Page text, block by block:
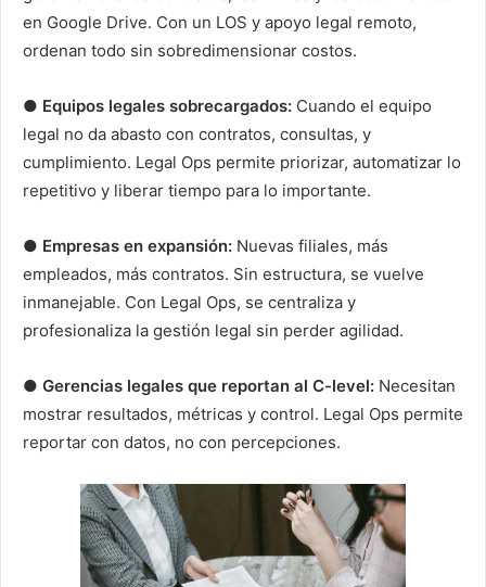
en Google Drive. Con un LOS y apoyo legal remoto,
ordenan todo sin sobredimensionar costos.
● Equipos legales sobrecargados: Cuando el equipo
legal no da abasto con contratos, consultas, y
cumplimiento. Legal Ops permite priorizar, automatizar lo
repetitivo y liberar tiempo para lo importante.
● Empresas en expansión: Nuevas filiales, más
empleados, más contratos. Sin estructura, se vuelve
inmanejable. Con Legal Ops, se centraliza y
profesionaliza la gestión legal sin perder agilidad.
● Gerencias legales que reportan al C-level: Necesitan
mostrar resultados, métricas y control. Legal Ops permite
reportar con datos, no con percepciones.